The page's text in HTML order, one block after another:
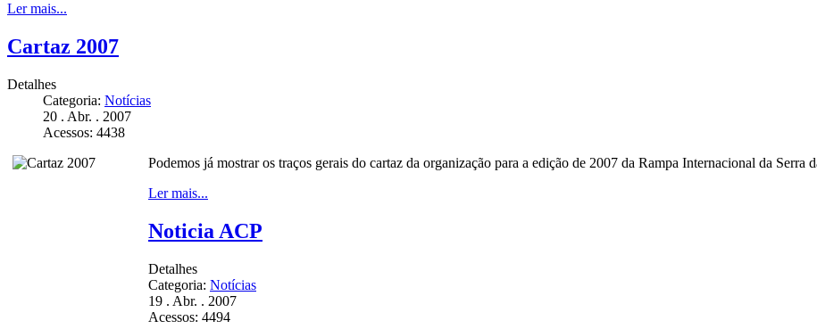
Ler mais...
Cartaz 2007
Detalhes
Categoria: Notícias
20 . Abr. . 2007
Acessos: 4438
Podemos já mostrar os traços gerais do cartaz da organização para a edição de 2007 da Rampa Internacional da Serra
Ler mais...
Noticia ACP
Detalhes
Categoria: Notícias
19 . Abr. . 2007
Acessos: 4494